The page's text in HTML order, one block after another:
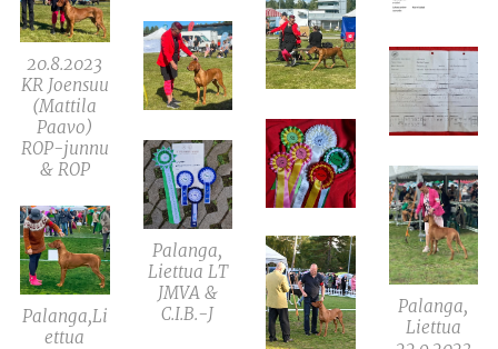
20.8.2023
KR Joensuu
(Mattila
Paavo)
ROP-junnu
& ROP
Palanga,
Liettua LT
JMVA &
C.I.B.-J
Palanga,
Liettua
Palanga,Li
ettua